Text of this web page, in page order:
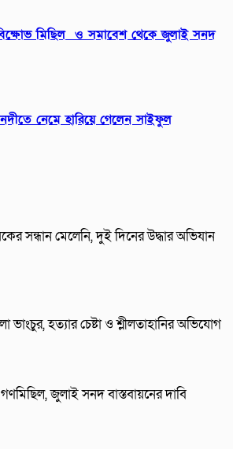
বিক্ষোভ মিছিল ও সমাবেশ থেকে জুলাই সনদ
নেমে হারিয়ে গেলেন সাইফুল
সন্ধান মেলেনি, দুই দিনের উদ্ধার অভিযান
ভাংচুর, হত্যার চেষ্টা ও শ্লীলতাহানির অভিযোগ
জুলাই সনদ বাস্তবায়নের দাবি